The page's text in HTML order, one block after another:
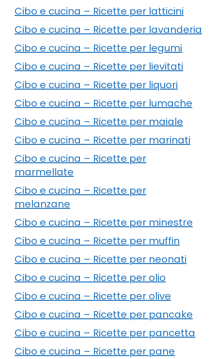
Cibo e cucina – Ricette per latticini
Cibo e cucina – Ricette per lavanderia
Cibo e cucina – Ricette per legumi
Cibo e cucina – Ricette per lievitati
Cibo e cucina – Ricette per liquori
Cibo e cucina – Ricette per lumache
Cibo e cucina – Ricette per maiale
Cibo e cucina – Ricette per marinati
Cibo e cucina – Ricette per
marmellate
Cibo e cucina – Ricette per
melanzane
Cibo e cucina – Ricette per minestre
Cibo e cucina – Ricette per muffin
Cibo e cucina – Ricette per neonati
Cibo e cucina – Ricette per olio
Cibo e cucina – Ricette per olive
Cibo e cucina – Ricette per pancake
Cibo e cucina – Ricette per pancetta
Cibo e cucina – Ricette per pane